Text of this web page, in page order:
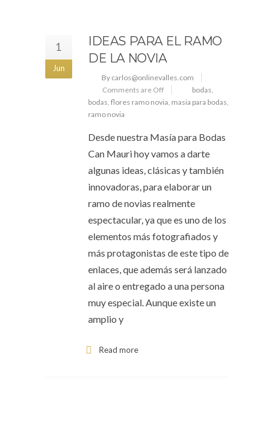
1
Jun
IDEAS PARA EL RAMO
DE LA NOVIA
By carlos@onlinevalles.com
Comments are Off
bodas,
bodas, flores ramo novia, masia para bodas,
ramo novia
Desde nuestra Masía para Bodas
Can Mauri hoy vamos a darte
algunas ideas, clásicas y también
innovadoras, para elaborar un
ramo de novias realmente
espectacular, ya que es uno de los
elementos más fotografiados y
más protagonistas de este tipo de
enlaces, que además será lanzado
al aire o entregado a una persona
muy especial. Aunque existe un
amplio y
Read more